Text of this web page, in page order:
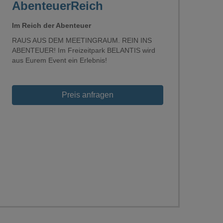
AbenteuerReich
Im Reich der Abenteuer
RAUS AUS DEM MEETINGRAUM. REIN INS
ABENTEUER! Im Freizeitpark BELANTIS wird
aus Eurem Event ein Erlebnis!
Preis anfragen